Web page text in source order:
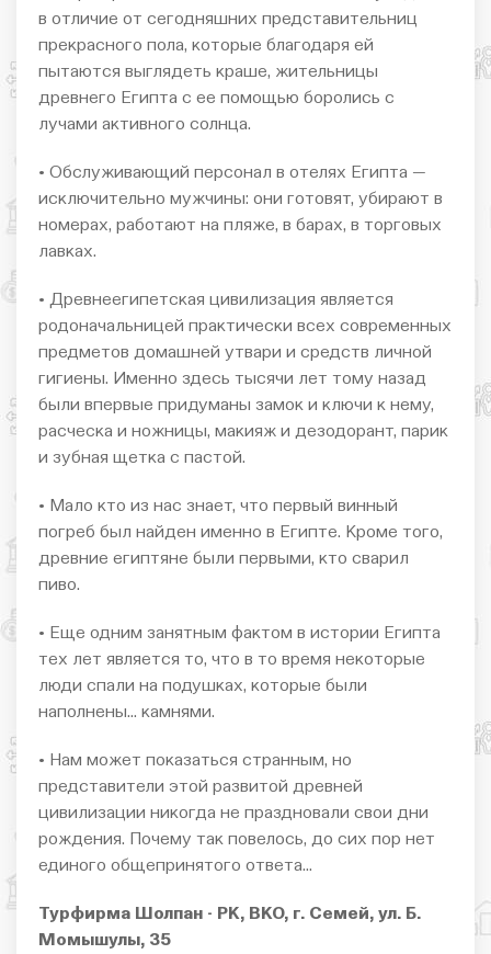
в отличие от сегодняшних представительниц
прекрасного пола, которые благодаря ей
пытаются выглядеть краше, жительницы
древнего Египта с ее помощью боролись с
лучами активного солнца.
• Обслуживающий персонал в отелях Египта —
исключительно мужчины: они готовят, убирают в
номерах, работают на пляже, в барах, в торговых
лавках.
• Древнеегипетская цивилизация является
родоначальницей практически всех современных
предметов домашней утвари и средств личной
гигиены. Именно здесь тысячи лет тому назад
были впервые придуманы замок и ключи к нему,
расческа и ножницы, макияж и дезодорант, парик
и зубная щетка с пастой.
• Мало кто из нас знает, что первый винный
погреб был найден именно в Египте. Кроме того,
древние египтяне были первыми, кто сварил
пиво.
• Еще одним занятным фактом в истории Египта
тех лет является то, что в то время некоторые
люди спали на подушках, которые были
наполнены… камнями.
• Нам может показаться странным, но
представители этой развитой древней
цивилизации никогда не праздновали свои дни
рождения. Почему так повелось, до сих пор нет
единого общепринятого ответа…
Турфирма Шолпан - РК, ВКО, г. Семей, ул. Б.
Момышулы, 35